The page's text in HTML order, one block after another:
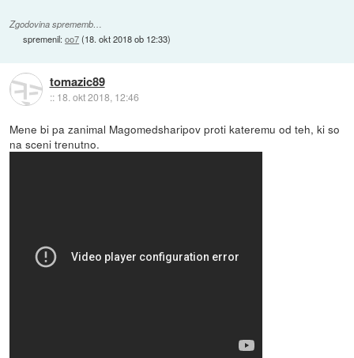
Zgodovina sprememb…
spremenil:oo7(18. okt 2018 ob 12:33)
tomazic89
:: 18. okt 2018, 12:46
Mene bi pa zanimal Magomedsharipov proti kateremu od teh, ki so
na sceni trenutno.